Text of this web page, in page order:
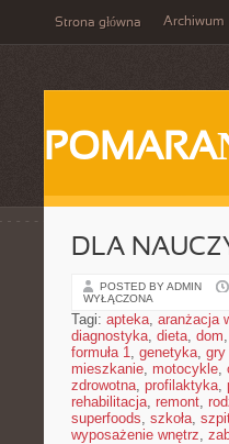
Strona główna Archiwum
DLA
POSTED BY ADMIN
WYŁĄCZONA
Tagi: apteka, aranżacja
diagnostyka, dieta, dom,
formuła 1, genetyka, gry
mieszkanie, motocykle,
zdrowotna, profilaktyka,
rehabilitacja, remont,
superfoods, szkoła,
wyposażenie wnętrz,